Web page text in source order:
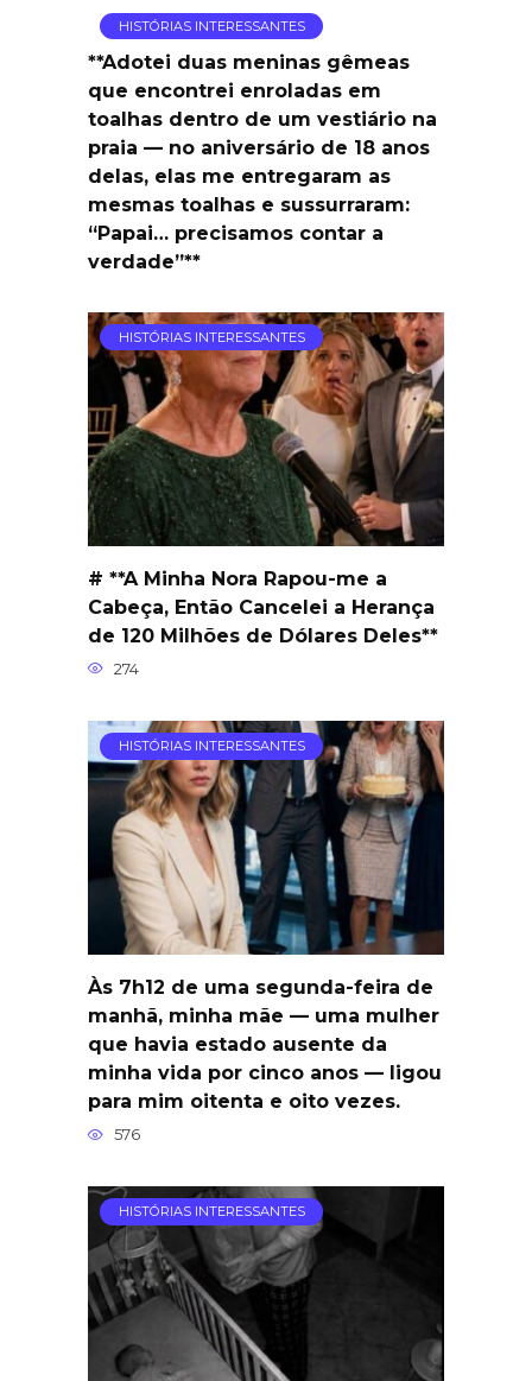
HISTÓRIAS INTERESSANTES
**Adotei duas meninas gêmeas
que encontrei enroladas em
toalhas dentro de um vestiário na
praia — no aniversário de 18 anos
delas, elas me entregaram as
mesmas toalhas e sussurraram:
“Papai… precisamos contar a
verdade”**
HISTÓRIAS INTERESSANTES
# **A Minha Nora Rapou-me a
Cabeça, Então Cancelei a Herança
de 120 Milhões de Dólares Deles**
274
HISTÓRIAS INTERESSANTES
Às 7h12 de uma segunda-feira de
manhã, minha mãe — uma mulher
que havia estado ausente da
minha vida por cinco anos — ligou
para mim oitenta e oito vezes.
576
HISTÓRIAS INTERESSANTES